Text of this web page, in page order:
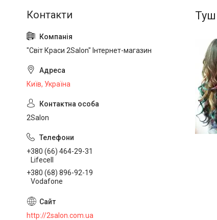
Туш
"Світ Краси 2Salon" Інтернет-магазин
Київ, Україна
2Salon
+380 (66) 464-29-31
Lifecell
+380 (68) 896-92-19
Vodafone
http://2salon.com.ua